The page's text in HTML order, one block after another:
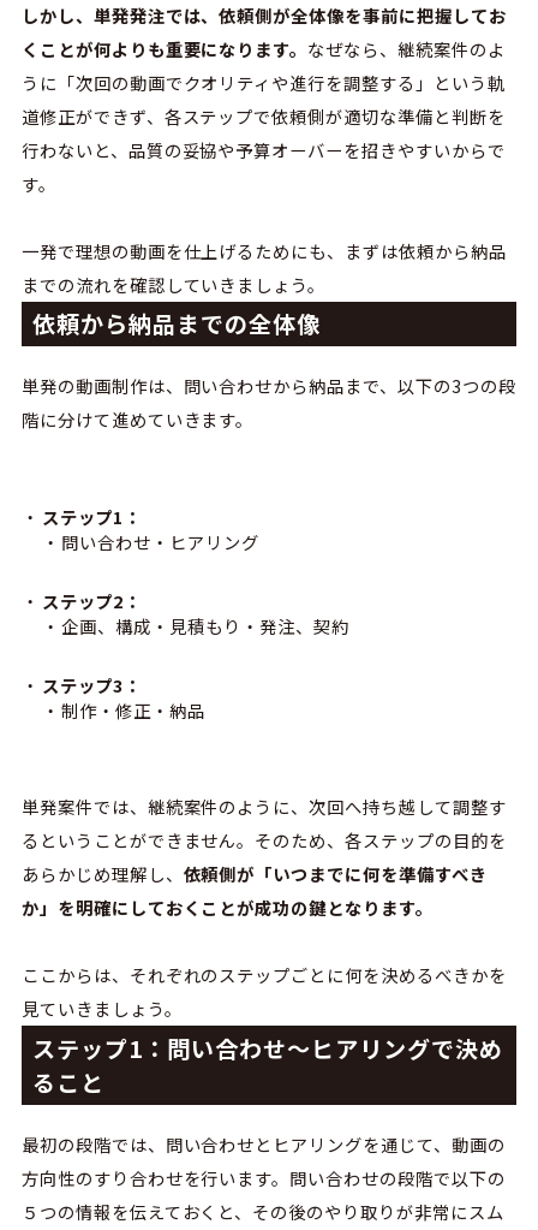
しかし、単発発注では、依頼側が全体像を事前に把握してお
くことが何よりも重要になります。 なぜなら、継続案件のよ
うに「次回の動画でクオリティや進行を調整する」という軌
道修正ができず、各ステップで依頼側が適切な準備と判断を
行わないと、品質の妥協や予算オーバーを招きやすいからで
す。
一発で理想の動画を仕上げるためにも、まずは依頼から納品
までの流れを確認していきましょう。
依頼から納品までの全体像
単発の動画制作は、問い合わせから納品まで、以下の3つの段
階に分けて進めていきます。
ステップ1：
問い合わせ・ヒアリング
ステップ2：
企画、構成・見積もり・発注、契約
ステップ3：
制作・修正・納品
単発案件では、継続案件のように、次回へ持ち越して調整す
るということができません。そのため、各ステップの目的を
あらかじめ理解し、 依頼側が「いつまでに何を準備すべき
か」を明確にしておくことが成功の鍵となります。
ここからは、それぞれのステップごとに何を決めるべきかを
見ていきましょう。
ステップ1：問い合わせ〜ヒアリングで決め
ること
最初の段階では、問い合わせとヒアリングを通じて、動画の
方向性のすり合わせを行います。問い合わせの段階で以下の
５つの情報を伝えておくと、その後のやり取りが非常にスム